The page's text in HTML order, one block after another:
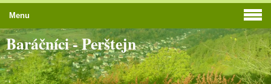
Baráčníci - Perštejn
Menu